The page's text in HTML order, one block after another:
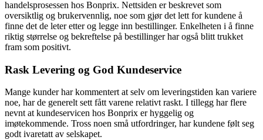
handelsprosessen hos Bonprix. Nettsiden er beskrevet som
oversiktlig og brukervennlig, noe som gjør det lett for kundene å
finne det de leter etter og legge inn bestillinger. Enkelheten i å finne
riktig størrelse og bekreftelse på bestillinger har også blitt trukket
fram som positivt.
Rask Levering og God Kundeservice
Mange kunder har kommentert at selv om leveringstiden kan variere
noe, har de generelt sett fått varene relativt raskt. I tillegg har flere
nevnt at kundeservicen hos Bonprix er hyggelig og
imøtekommende. Tross noen små utfordringer, har kundene følt seg
godt ivaretatt av selskapet.